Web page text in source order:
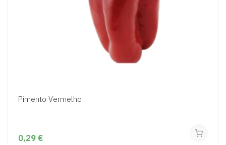
Pimento Vermelho
0,29 €